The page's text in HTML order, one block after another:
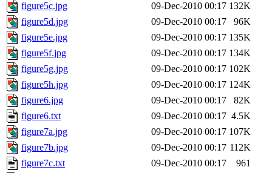
figure5c.jpg
09-Dec-2010 00:17 132K
figure5d.jpg
09-Dec-2010 00:17
96K
figure5e.jpg
09-Dec-2010 00:17 135K
figure5f.jpg
09-Dec-2010 00:17 134K
figure5g.jpg
09-Dec-2010 00:17 102K
figure5h.jpg
09-Dec-2010 00:17 124K
figure6.jpg
09-Dec-2010 00:17
82K
figure6.txt
09-Dec-2010 00:17 4.5K
figure7a.jpg
09-Dec-2010 00:17 107K
figure7b.jpg
09-Dec-2010 00:17 112K
figure7c.txt
09-Dec-2010 00:17
961